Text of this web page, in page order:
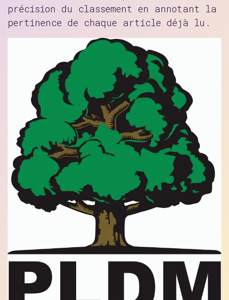
précision du classement en annotant la
pertinence de chaque article déjà lu.